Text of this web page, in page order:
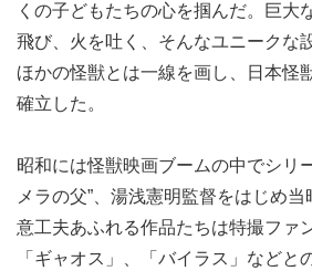
くの子どもたちの心を掴んだ。巨大
飛び、火を吐く、そんなユニークな
ほかの怪獣とは一線を画し、日本怪
確立した。
昭和には怪獣映画ブームの中でシリ
メラの父”、湯浅憲明監督をはじめ
意工夫あふれる作品たちは特撮ファ
「ギャオス」、「バイラス」などと